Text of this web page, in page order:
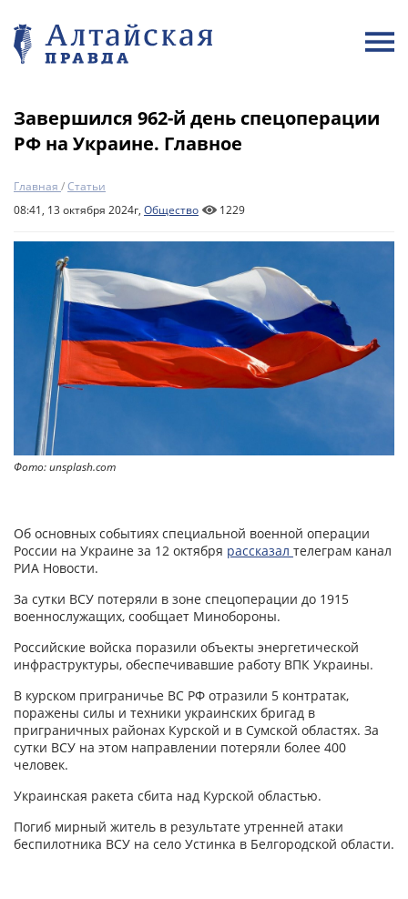
Завершился 962-й день спецоперации
РФ на Украине. Главное
Главная /Статьи
08:41, 13 октября 2024г, Общество 1229
Фото: unsplash.com
Об основных событиях специальной военной операции
России на Украине за 12 октября рассказал телеграм канал
РИА Новости.
За сутки ВСУ потеряли в зоне спецоперации до 1915
военнослужащих, сообщает Минобороны.
Российские войска поразили объекты энергетической
инфраструктуры, обеспечивавшие работу ВПК Украины.
В курском приграничье ВС РФ отразили 5 контратак,
поражены силы и техники украинских бригад в
приграничных районах Курской и в Сумской областях. За
сутки ВСУ на этом направлении потеряли более 400
человек.
Украинская ракета сбита над Курской областью.
Погиб мирный житель в результате утренней атаки
беспилотника ВСУ на село Устинка в Белгородской области.